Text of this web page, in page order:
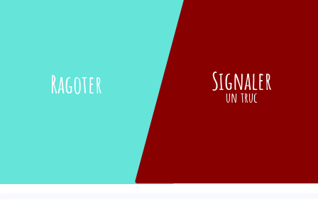
Ragoter Signaler
un truc